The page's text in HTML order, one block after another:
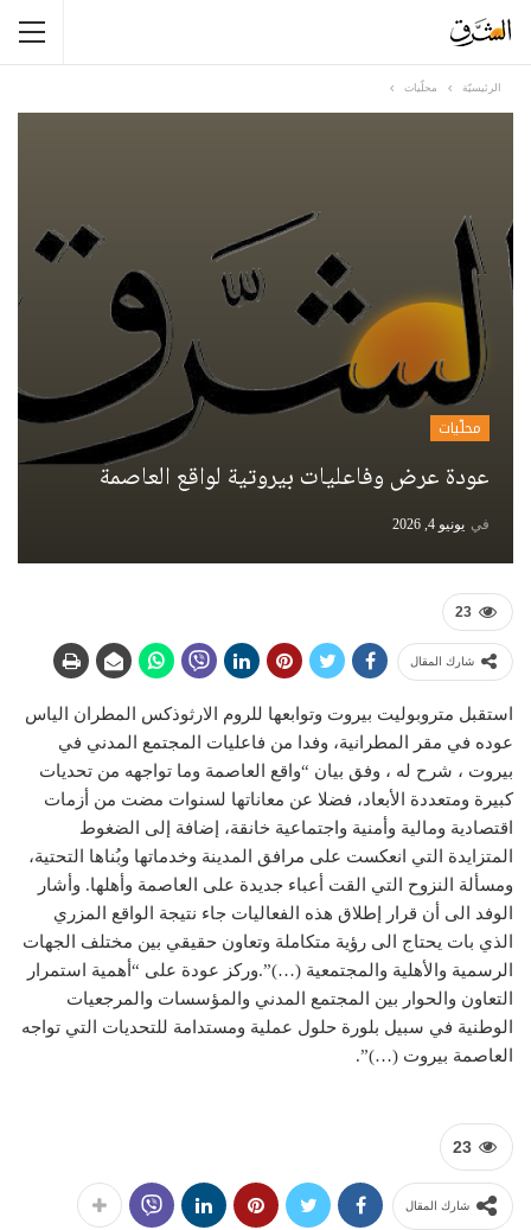
الرئيسيّة محلّيات
محلّيات
عودة عرض وفاعليات بيروتية لواقع العاصمة
في يونيو 4, 2026
23
شارك المقال
استقبل متروبوليت بيروت وتوابعها للروم الارثوذكس المطران الياس
عوده في مقر المطرانية، وفدا من فاعليات المجتمع المدني في
بيروت ، شرح له ، وفق بيان “واقع العاصمة وما تواجهه من تحديات
كبيرة ومتعددة الأبعاد، فضلا عن معاناتها لسنوات مضت من أزمات
اقتصادية ومالية وأمنية واجتماعية خانقة، إضافة إلى الضغوط
المتزايدة التي انعكست على مرافق المدينة وخدماتها وبُناها التحتية،
ومسألة النزوح التي القت أعباء جديدة على العاصمة وأهلها. وأشار
الوفد الى أن قرار إطلاق هذه الفعاليات جاء نتيجة الواقع المزري
الذي بات يحتاج الى رؤية متكاملة وتعاون حقيقي بين مختلف الجهات
الرسمية والأهلية والمجتمعية (…)”. وركز عودة على “أهمية استمرار
التعاون والحوار بين المجتمع المدني والمؤسسات والمرجعيات
الوطنية في سبيل بلورة حلول عملية ومستدامة للتحديات التي تواجه
العاصمة بيروت (…)”.
23
شارك المقال